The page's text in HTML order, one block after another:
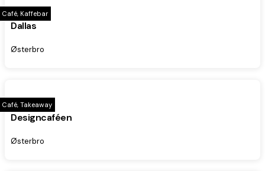
Café, Kaffebar
Dallas
Østerbro
Café, Takeaway
Designcaféen
Østerbro